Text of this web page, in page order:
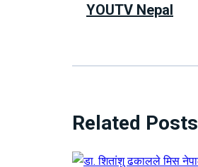
YOUTV Nepal
Related Posts